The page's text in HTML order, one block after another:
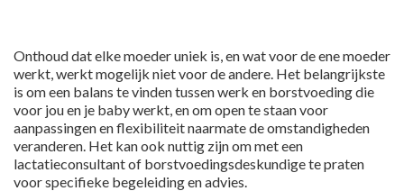
Onthoud dat elke moeder uniek is, en wat voor de ene moeder
werkt, werkt mogelijk niet voor de andere. Het belangrijkste
is om een balans te vinden tussen werk en borstvoeding die
voor jou en je baby werkt, en om open te staan voor
aanpassingen en flexibiliteit naarmate de omstandigheden
veranderen. Het kan ook nuttig zijn om met een
lactatieconsultant of borstvoedingsdeskundige te praten
voor specifieke begeleiding en advies.